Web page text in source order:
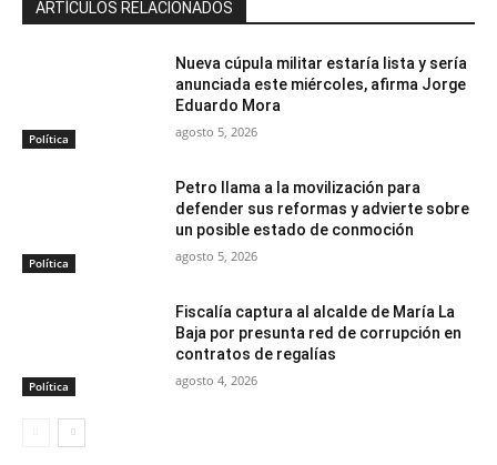
ARTÍCULOS RELACIONADOS
Política
Nueva cúpula militar estaría lista y sería
anunciada este miércoles, afirma Jorge
Eduardo Mora
agosto 5, 2026
Política
Petro llama a la movilización para
defender sus reformas y advierte sobre
un posible estado de conmoción
agosto 5, 2026
Política
Fiscalía captura al alcalde de María La
Baja por presunta red de corrupción en
contratos de regalías
agosto 4, 2026